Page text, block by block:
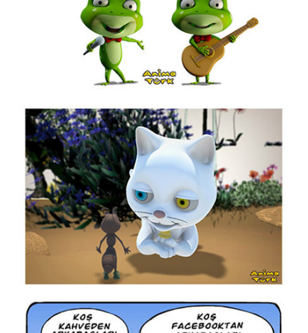
Fethi Gürcan Mermertaş
Gürbüz Doğan Ekşioğlu
Hamza Akın
Hande Dilek Akçam
H. Yeliz ÇAKIR
Hasan Gümüş
Hasan Yurdagün Göker
Hüseyin Aslan
İbrahim Tuncay
İlban Ertem
İrfan Sayar
İsa Efe
İsmail Biret